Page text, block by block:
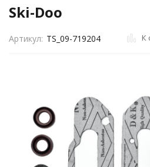
Ski-Doo
Артикул: TS_09-719204 К